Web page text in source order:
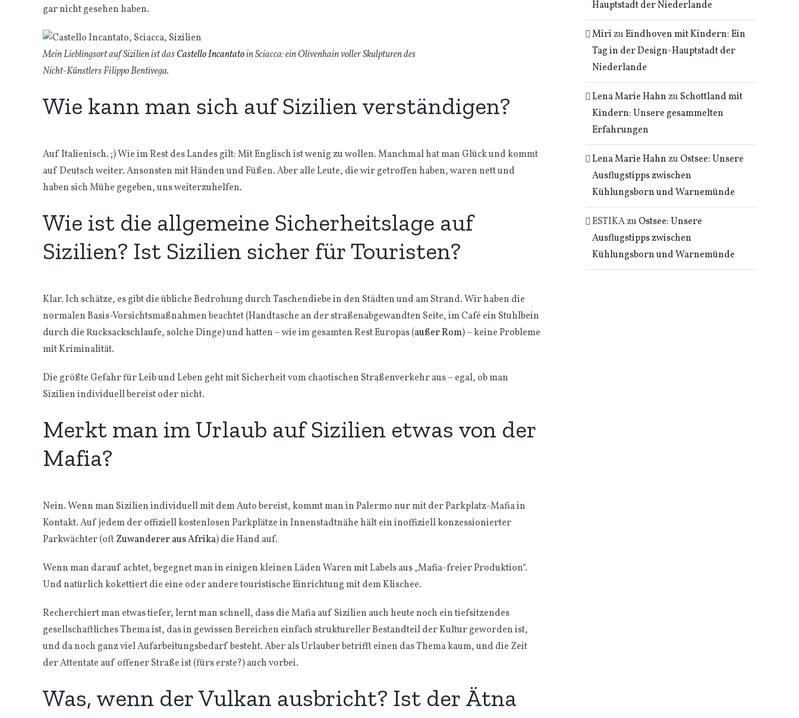
gar nicht gesehen haben.
Mein Lieblingsort auf Sizilien ist dasCastello Incantatoin Sciacca: ein Olivenhain voller Skulpturen des
Nicht-Künstlers Filippo Bentivega.
Wie kann man sich auf Sizilien verständigen?
Auf Italienisch. ;) Wie im Rest des Landes gilt: Mit Englisch ist wenig zu wollen. Manchmal hat man Glück und kommt
auf Deutsch weiter. Ansonsten mit Händen und Füßen. Aber alle Leute, die wir getroffen haben, waren nett und
haben sich Mühe gegeben, uns weiterzuhelfen.
Wie ist die allgemeine Sicherheitslage auf
Sizilien? Ist Sizilien sicher für Touristen?
Klar. Ich schätze, es gibt die übliche Bedrohung durch Taschendiebe in den Städten und am Strand. Wir haben die
normalen Basis-Vorsichtsmaßnahmen beachtet (Handtasche an der straßenabgewandten Seite, im Café ein Stuhlbein
durch die Rucksackschlaufe, solche Dinge) und hatten – wie im gesamten Rest Europas (außer Rom) – keine Probleme
mit Kriminalität.
Die größte Gefahr für Leib und Leben geht mit Sicherheit vom chaotischen Straßenverkehr aus – egal, ob man
Sizilien individuell bereist oder nicht.
Merkt man im Urlaub auf Sizilien etwas von der
Mafia?
Nein. Wenn man Sizilien individuell mit dem Auto bereist, kommt man in Palermo nur mit der Parkplatz-Mafia in
Kontakt. Auf jedem der offiziell kostenlosen Parkplätze in Innenstadtnähe hält ein inoffiziell konzessionierter
Parkwächter (oftZuwanderer aus Afrika) die Hand auf.
Wenn man darauf achtet, begegnet man in einigen kleinen Läden Waren mit Labels aus „Mafia-freier Produktion“.
Und natürlich kokettiert die eine oder andere touristische Einrichtung mit dem Klischee.
Recherchiert man etwas tiefer, lernt man schnell, dass die Mafia auf Sizilien auch heute noch ein tiefsitzendes
gesellschaftliches Thema ist, das in gewissen Bereichen einfach struktureller Bestandteil der Kultur geworden ist,
und da noch ganz viel Aufarbeitungsbedarf besteht. Aber als Urlauber betrifft einen das Thema kaum, und die Zeit
der Attentate auf offener Straße ist (fürs erste?) auch vorbei.
Was, wenn der Vulkan ausbricht? Ist der Ätna
Hauptstadt der Niederlande
MirizuEindhoven mit Kindern: Ein
Tag in der Design-Hauptstadt der
Niederlande
Lena Marie Hahnzu Schottland mit
Kindern: Unsere gesammelten
Erfahrungen
Lena Marie Hahnzu Ostsee: Unsere
Ausflugstipps zwischen
Kühlungsborn und Warnemünde
ESTIKAzu Ostsee: Unsere
Ausflugstipps zwischen
Kühlungsborn und Warnemünde